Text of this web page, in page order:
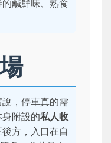
鹹鮮味、熟食
，停車真的需
附設的私人收
方，入口在自